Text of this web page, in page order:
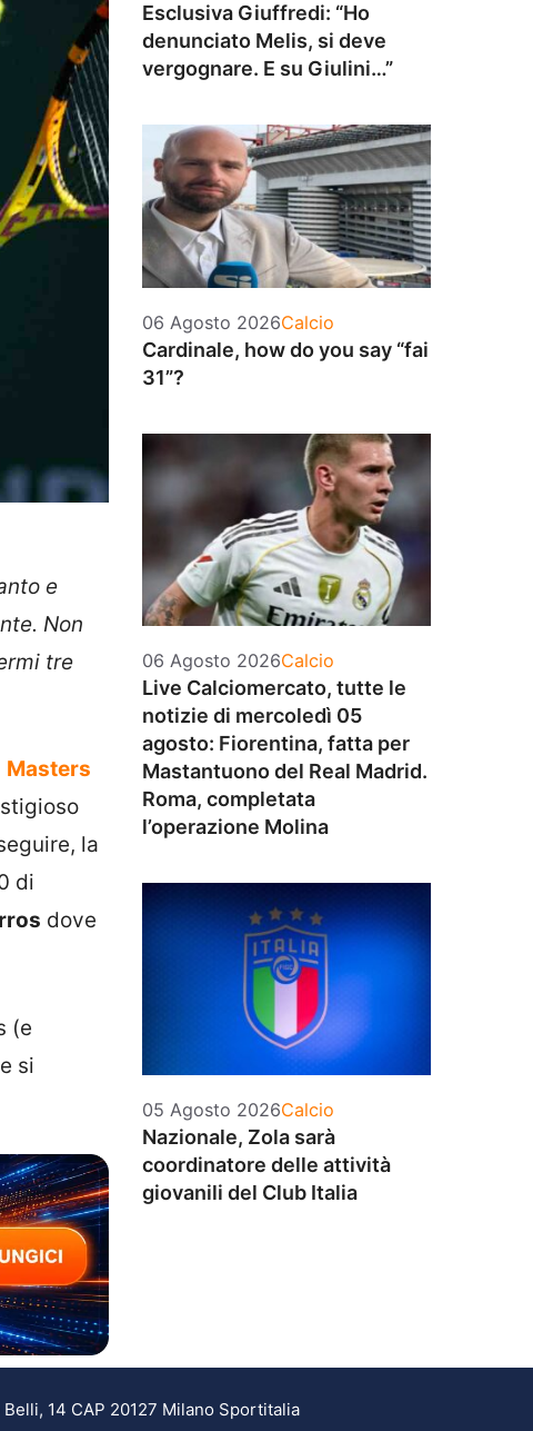
e
Non
tre
Masters
la
di
dove
(e
si
Esclusiva Giuffredi: “Ho
denunciato Melis, si deve
vergognare. E su Giulini…”
06 Agosto 2026Categorie
Calcio
Cardinale, how do you say “fai
31”?
06 Agosto 2026Categorie
Calcio
Live Calciomercato, tutte le
notizie di mercoledì 05
agosto: Fiorentina, fatta per
Mastantuono del Real Madrid.
Roma, completata
l’operazione Molina
05 Agosto 2026Categorie
Calcio
Nazionale, Zola sarà
coordinatore delle attività
giovanili del Club Italia
14 CAP 20127 Milano Sportitalia